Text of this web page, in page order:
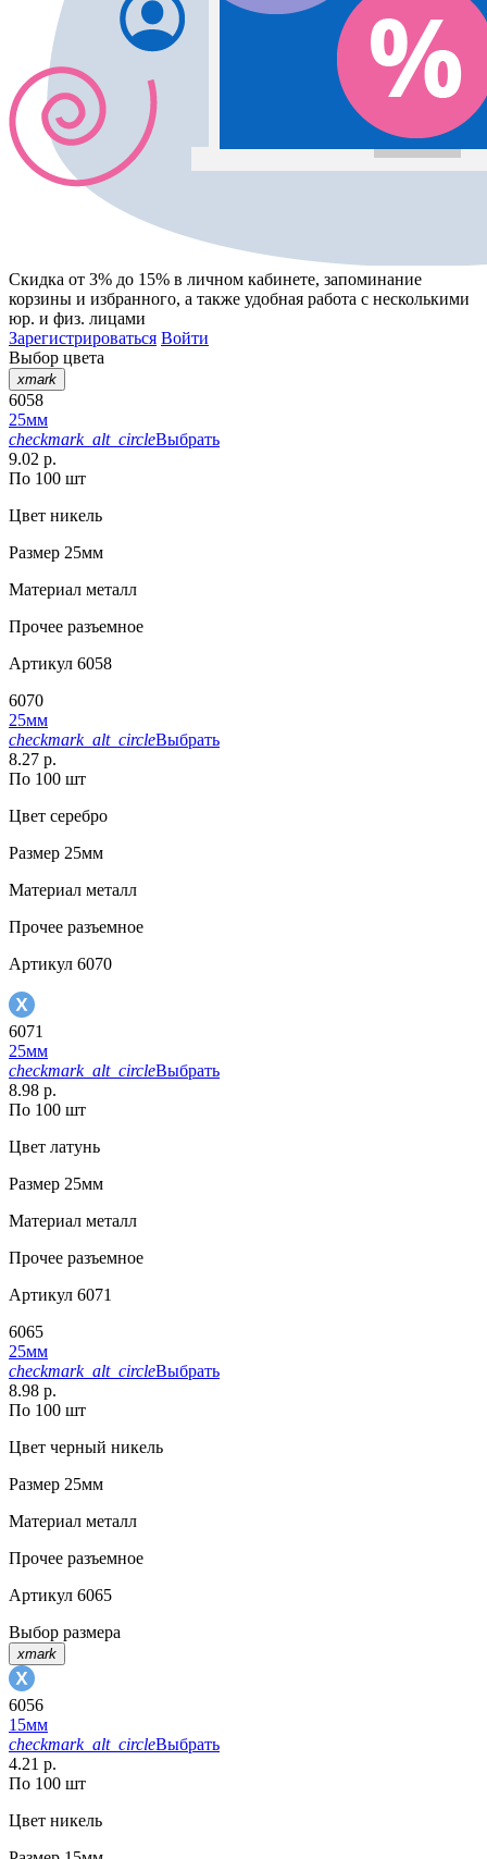
Скидка от 3% до 15% в личном кабинете, запоминание
корзины и избранного, а также удобная работа с несколькими
юр. и физ. лицами
Зарегистрироваться Войти
Выбор цвета
xmark
6058
25мм
checkmark_alt_circleВыбрать
9.02 р.
По 100 шт
Цвет никель
Размер 25мм
Материал металл
Прочее разъемное
Артикул 6058
6070
25мм
checkmark_alt_circleВыбрать
8.27 р.
По 100 шт
Цвет серебро
Размер 25мм
Материал металл
Прочее разъемное
Артикул 6070
6071
25мм
checkmark_alt_circleВыбрать
8.98 р.
По 100 шт
Цвет латунь
Размер 25мм
Материал металл
Прочее разъемное
Артикул 6071
6065
25мм
checkmark_alt_circleВыбрать
8.98 р.
По 100 шт
Цвет черный никель
Размер 25мм
Материал металл
Прочее разъемное
Артикул 6065
Выбор размера
xmark
6056
15мм
checkmark_alt_circleВыбрать
4.21 р.
По 100 шт
Цвет никель